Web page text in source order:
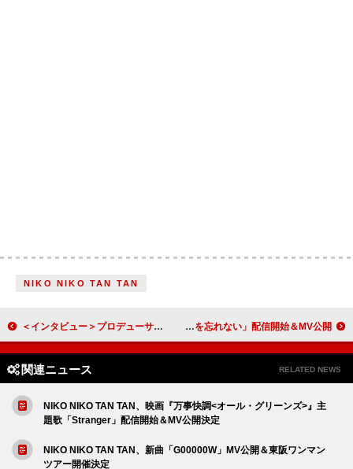
NIKO NIKO TAN TAN
＜インタビュー＞プロデューサーASAHI（TREASURE）が描くカラーパレット――その上で色が広がっていくとき 高嶺のなでしこ、AL『見上げるたびに、恋をする。』リード曲「花は誓いを忘れない」配信開始＆MV公開
関連ニュース RELATED NEWS
NIKO NIKO TAN TAN、映画『万事快調<オール・グリーンズ>』主
題歌「Stranger」配信開始＆MV公開決定
NIKO NIKO TAN TAN、新曲「G00000W」MV公開＆東阪ワンマン
ツアー開催決定